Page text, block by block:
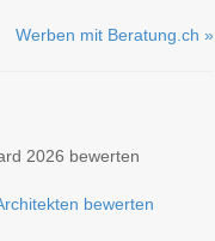
Werben mit Beratung.ch »
2026 bewerten
bewerten